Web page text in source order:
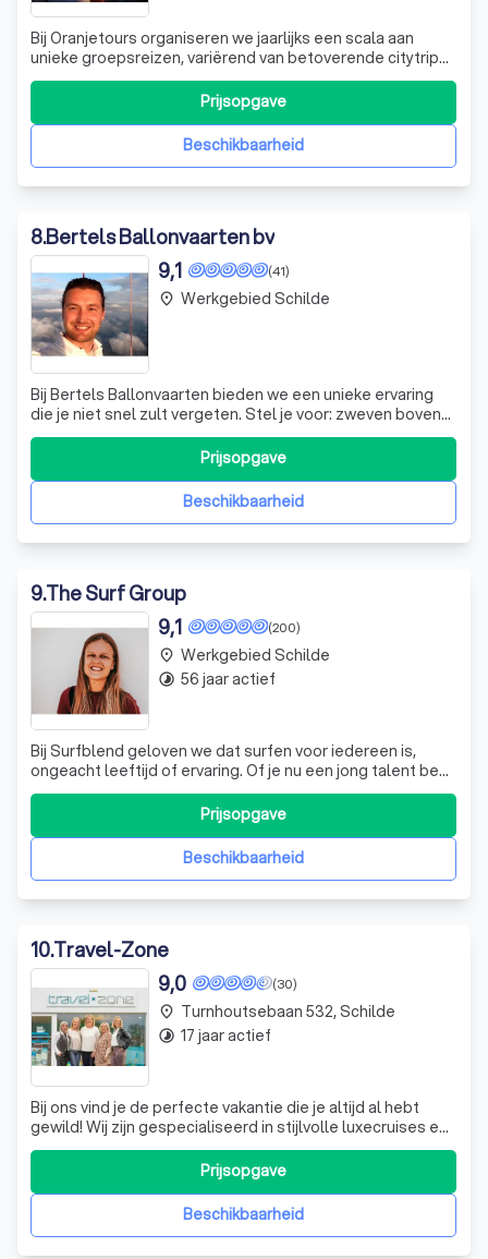
Bij Oranjetours organiseren we jaarlijks een scala aan
unieke groepsreizen, variërend van betoverende citytrips
tot avontuurlijke verre reizen, wandelvakanties en luxe
cruises. Of je nu alleen reist of met een partner, bij ons is
iedereen van harte welkom! Onze passie voor reizen drijft
ons om op ma
Beschikbaarheid
Prijsopgave
8.Bertels Ballonvaarten bv
(41)
9,1
Bij Bertels Ballonvaarten bieden we een unieke ervaring
die je niet snel zult vergeten. Stel je voor: zweven boven
de prachtige landschappen van Antwerpen of de Kempen,
omringd door de serene stilte van de lucht. Onze
ballonvaarten zijn niet alleen een avontuur, maar ook een
perfect cadeau voor elkeBeschikbaarheid
Prijsopgave
place Werkgebied Schilde
9.The Surf Group
(200)
9,1
Bij Surfblend geloven we dat surfen voor iedereen is,
ongeacht leeftijd of ervaring. Of je nu een jong talent bent
of een ervaren surfer, wij bieden surflessen op maat aan,
zodat je binnen no-time over de golven vliegt. Onze
passie voor surfen en de zee delen we graag met jou, en
we staan klaar om j
Beschikbaarheid
Prijsopgave
place Werkgebied Schilde
timelapse 56 jaar actief
10.Travel-Zone
(30)
9,0
Bij ons vind je de perfecte vakantie die je altijd al hebt
gewild! Wij zijn gespecialiseerd in stijlvolle luxecruises en
bieden een scala aan bestemmingen die onze klanten
keer op keer weten te verrassen. Van de betoverende
stranden van Bali tot de adembenemende natuur van
Zuid-Afrika, wij hebben heBeschikbaarheid
Prijsopgave
place Turnhoutsebaan 532, Schilde
timelapse 17 jaar actief